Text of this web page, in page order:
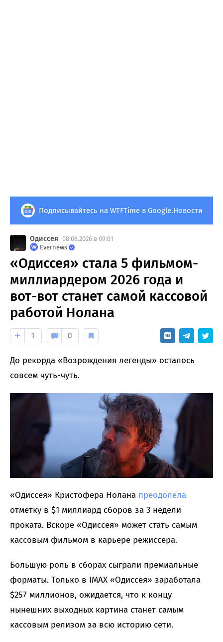
Подписывайтесь на WTFTime в Google.Новости
Одиссея 08.08.2026 в 09:01
Evernews
«Одиссея» стала 5 фильмом-
миллиардером 2026 года и
вот-вот станет самой кассовой
работой Нолана
1 0
До рекорда «Возрождения легенды» осталось
совсем чуть-чуть.
«Одиссея» Кристофера Нолана преодолела
отметку в $1 миллиард сборов за 3 недели
проката. Вскоре «Одиссея» может стать самым
кассовым фильмом в карьере режиссера.
Большую роль в сборах сыграли премиальные
форматы. Только в IMAX «Одиссея» заработала
$257 миллионов, ожидается, что к концу
нынешних выходных картина станет самым
кассовым релизом за всю историю сети.